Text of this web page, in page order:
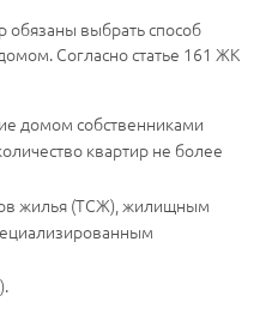
обязаны выбрать способ
Согласно статье 161 ЖК
домом собственниками
квартир не более
жилья (ТСЖ), жилищным